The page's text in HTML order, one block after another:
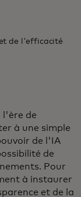
de l'efficacité
l'ère de
à une simple
de l'IA
de
Pour
à instaurer
et de la